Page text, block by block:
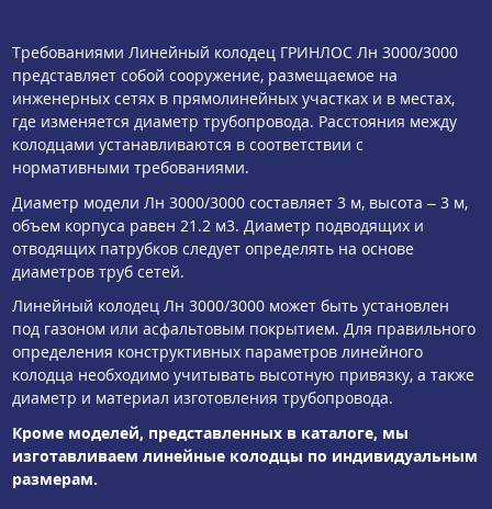
Требованиями Линейный колодец ГРИНЛОС Лн 3000/3000
представляет собой сооружение, размещаемое на
инженерных сетях в прямолинейных участках и в местах,
где изменяется диаметр трубопровода. Расстояния между
колодцами устанавливаются в соответствии с
нормативными требованиями.
Диаметр модели Лн 3000/3000 составляет 3 м, высота – 3 м,
объем корпуса равен 21.2 м3. Диаметр подводящих и
отводящих патрубков следует определять на основе
диаметров труб сетей.
Линейный колодец Лн 3000/3000 может быть установлен
под газоном или асфальтовым покрытием. Для правильного
определения конструктивных параметров линейного
колодца необходимо учитывать высотную привязку, а также
диаметр и материал изготовления трубопровода.
Кроме моделей, представленных в каталоге, мы
изготавливаем линейные колодцы по индивидуальным
размерам.